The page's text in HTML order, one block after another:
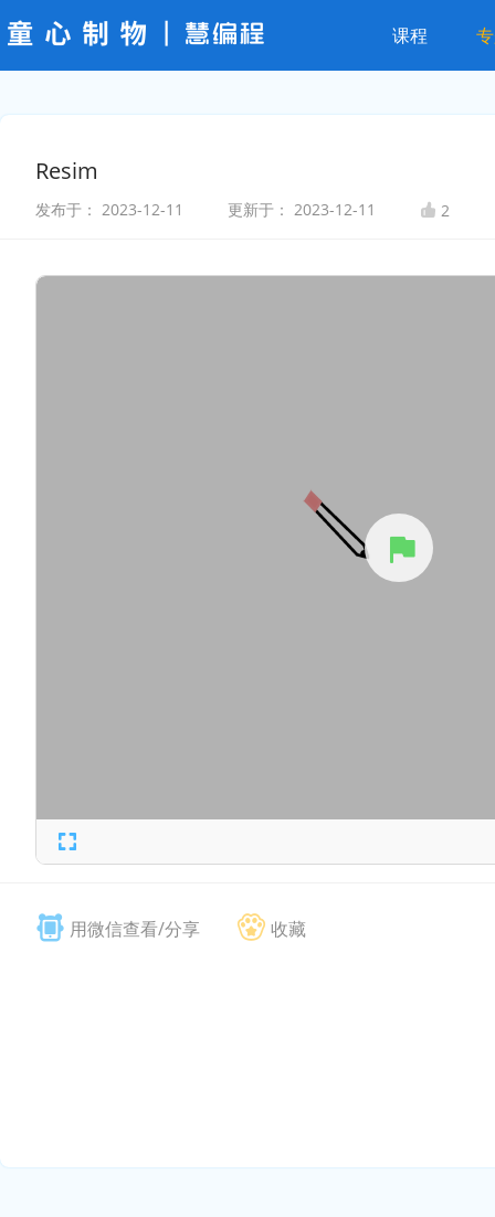
课程
Resim
发布于： 2023-12-11 更新于： 2023-12-11 2
用微信查看/分享 收藏